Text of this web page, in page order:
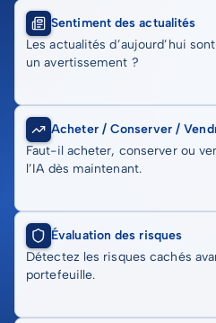
Sentiment des actualités
Les actualités d’aujourd’hui
un avertissement ?
Acheter / Conserver /
Faut-il acheter, conserver ou
l’IA dès maintenant.
Évaluation des risques
Détectez les risques cachés
portefeuille.